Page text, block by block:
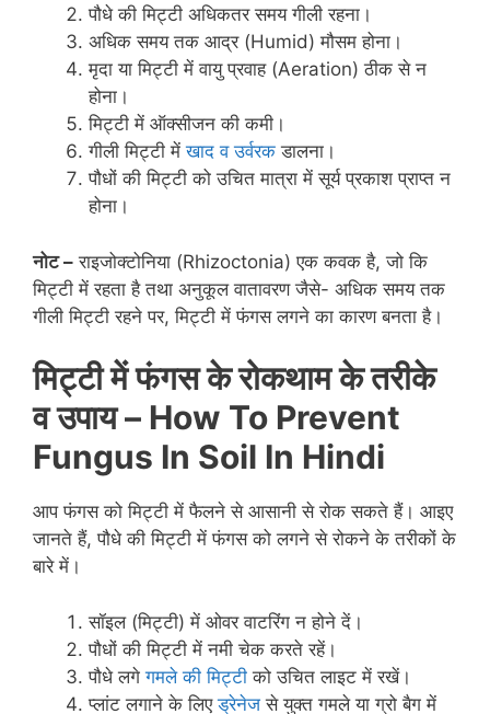
पौधे की मिट्टी अधिकतर समय गीली रहना।
अधिक समय तक आद्र (Humid) मौसम होना।
मृदा या मिट्टी में वायु प्रवाह (Aeration) ठीक से न
होना।
मिट्टी में ऑक्सीजन की कमी।
गीली मिट्टी मेंखाद व उर्वरक डालना।
पौधों की मिट्टी को उचित मात्रा में सूर्य प्रकाश प्राप्त न
होना।
नोट – राइजोक्टोनिया (Rhizoctonia) एक कवक है, जो कि
मिट्टी में रहता है तथा अनुकूल वातावरण जैसे- अधिक समय तक
गीली मिट्टी रहने पर, मिट्टी में फंगस लगने का कारण बनता है।
मिट्टी में फंगस के रोकथाम के तरीके
व उपाय– How To Prevent
Fungus In Soil In Hindi
आप फंगस को मिट्टी में फैलने से आसानी से रोक सकते हैं। आइए
जानते हैं, पौधे की मिट्टी में फंगस को लगने से रोकने के तरीकों के
बारे में।
सॉइल (मिट्टी) में ओवर वाटरिंग न होने दें।
पौधों की मिट्टी में नमी चेक करते रहें।
पौधे लगेगमले की मिट्टी को उचित लाइट में रखें।
प्लांट लगाने के लिएड्रेनेज से युक्त गमले या ग्रो बैग में